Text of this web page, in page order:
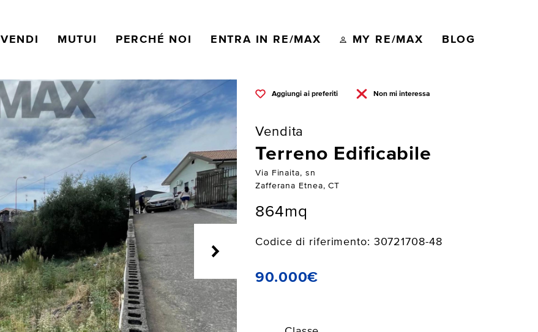
VENDI MUTUI PERCHÉ NOI ENTRA IN RE/MAX MY RE/MAX BLOG
Aggiungi ai preferiti Non mi interessa
Vendita
Terreno Edificabile
Via Finaita, sn
Zafferana Etnea, CT
864mq
Codice di riferimento: 30721708-48
90.000€